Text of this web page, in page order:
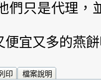
們只是代理，
便宜又多的燕
印 檔案說明